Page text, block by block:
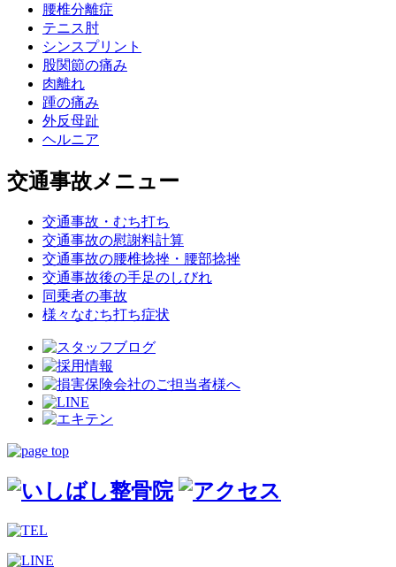
腰椎分離症
テニス肘
シンスプリント
股関節の痛み
肉離れ
踵の痛み
外反母趾
ヘルニア
交通事故メニュー
交通事故・むち打ち
交通事故の慰謝料計算
交通事故の腰椎捻挫・腰部捻挫
交通事故後の手足のしびれ
同乗者の事故
様々なむち打ち症状